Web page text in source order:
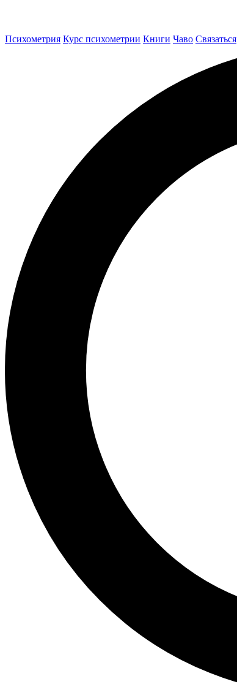
Психометрия Курс психометрии Книги Чаво Связаться